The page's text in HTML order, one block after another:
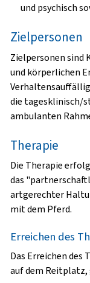
und psychisch
Zielpersonen
Zielpersonen sind
und körperlichen
die tagesklinisch/
ambulanten
Therapie
Die Therapie
das
artgerechter
mit dem Pferd.
Erreichen des
Das Erreichen
auf dem Reitplatz,